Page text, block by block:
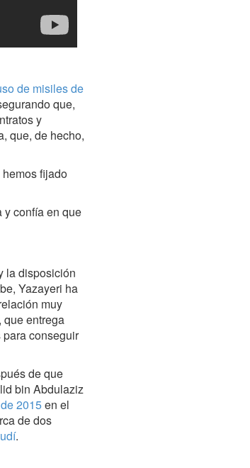
de misiles de
que,
y
que, de hecho,
fijado
y confía en que
la disposición
Yazayeri ha
muy
que entrega
conseguir
de que
bin Abdulaziz
2015en el
de dos
.